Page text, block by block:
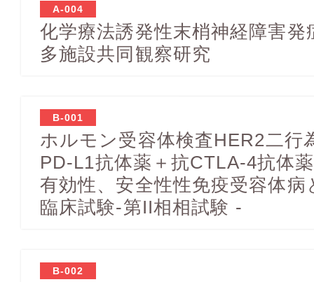
A-004
化学療法誘発性末梢神経障害
多施設共同観察研究
B-001
ホルモン受容体検査HER2二行
PD-L1抗体薬＋抗CTLA-4抗体
有効性、安全性性免疫受容体
臨床試験-第II相相試験 -
B-002